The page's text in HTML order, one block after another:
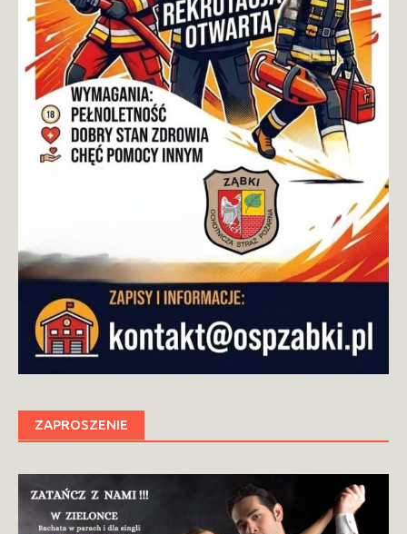
ZAPROSZENIE